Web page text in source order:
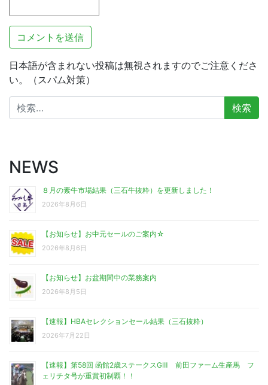
日本語が含まれない投稿は無視されますのでご注意くださ
い。（スパム対策）
検
索:
NEWS
８月の素牛市場結果（三石牛抜粋）を更新しました！
2026年8月6日
【お知らせ】お中元セールのご案内☆
2026年8月6日
【お知らせ】お盆期間中の業務案内
2026年8月5日
【速報】HBAセレクションセール結果（三石抜粋）
2026年7月22日
【速報】第58回 函館2歳ステークスGⅢ 前田ファーム生産馬 フ
ェリチタ号が重賞初制覇！！